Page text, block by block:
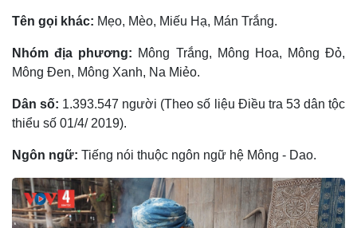
Tên gọi khác: Mẹo, Mèo, Miếu Hạ, Mán Trắng.
Nhóm địa phương: Mông Trắng, Mông Hoa, Mông Ðỏ,
Mông Ðen, Mông Xanh, Na Miẻo.
Dân số: 1.393.547 người (Theo số liệu Điều tra 53 dân tộc
thiểu số 01/4/ 2019).
Ngôn ngữ: Tiếng nói thuộc ngôn ngữ hệ Mông - Dao.